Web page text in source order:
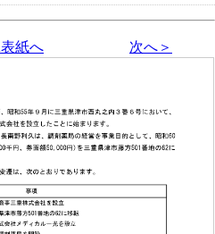
紙へ 次へ＞